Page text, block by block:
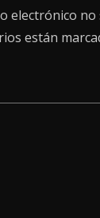
electrónico no
están